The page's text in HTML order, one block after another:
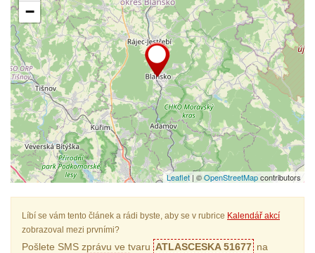
−
Leaflet| ©OpenStreetMapcontributors
Líbí se vám tento článek a rádi byste, aby se v rubrice Kalendář akcí
zobrazoval mezi prvními?
Pošlete SMS zprávu ve tvaru ATLASCESKA 51677 na